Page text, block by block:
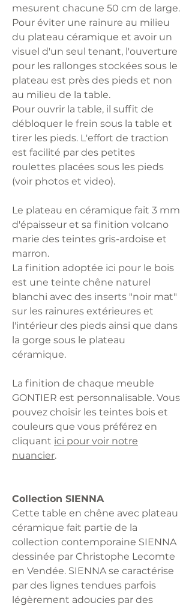
mesurent chacune 50 cm de large.
Pour éviter une rainure au milieu
du plateau céramique et avoir un
visuel d'un seul tenant, l'ouverture
pour les rallonges stockées sous le
plateau est près des pieds et non
au milieu de la table.
Pour ouvrir la table, il suffit de
débloquer le frein sous la table et
tirer les pieds. L'effort de traction
est facilité par des petites
roulettes placées sous les pieds
(voir photos et video).
Le plateau en céramique fait 3 mm
d'épaisseur et sa finition volcano
marie des teintes gris-ardoise et
marron.
La finition adoptée ici pour le bois
est une teinte chêne naturel
blanchi avec des inserts "noir mat"
sur les rainures extérieures et
l'intérieur des pieds ainsi que dans
la gorge sous le plateau
céramique.
La finition de chaque meuble
GONTIER est personnalisable. Vous
pouvez choisir les teintes bois et
couleurs que vous préférez en
cliquant ici pour voir notre
nuancier.
Collection SIENNA
Cette table en chêne avec plateau
céramique fait partie de la
collection contemporaine SIENNA
dessinée par Christophe Lecomte
en Vendée. SIENNA se caractérise
par des lignes tendues parfois
légèrement adoucies par des